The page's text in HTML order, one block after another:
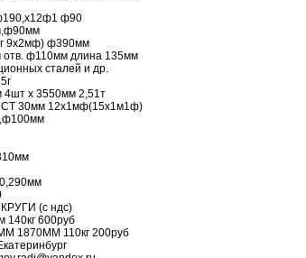
ф90
9х2мф) ф390мм
отв. ф110мм длина 135мм
сталей и др.
х 3550мм 2,51т
30мм 12х1мф(15х1м1ф)
(с ндс)
140кг 600руб
1870ММ 110кг 200руб